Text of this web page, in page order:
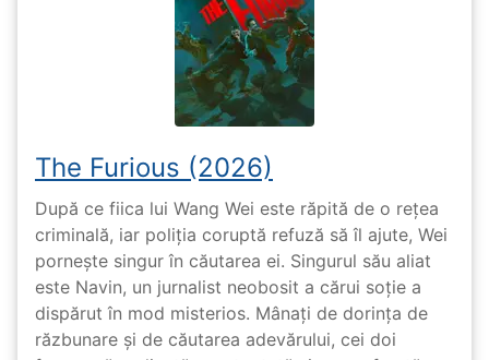
The Furious (2026)
După ce fiica lui Wang Wei este răpită de o rețea
criminală, iar poliția coruptă refuză să îl ajute, Wei
pornește singur în căutarea ei. Singurul său aliat
este Navin, un jurnalist neobosit a cărui soție a
dispărut în mod misterios. Mânați de dorința de
răzbunare și de căutarea adevărului, cei doi